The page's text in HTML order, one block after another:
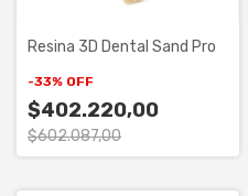
Resina 3D Dental Sand Pro
-33% OFF
$402.220,00
$602.087,00